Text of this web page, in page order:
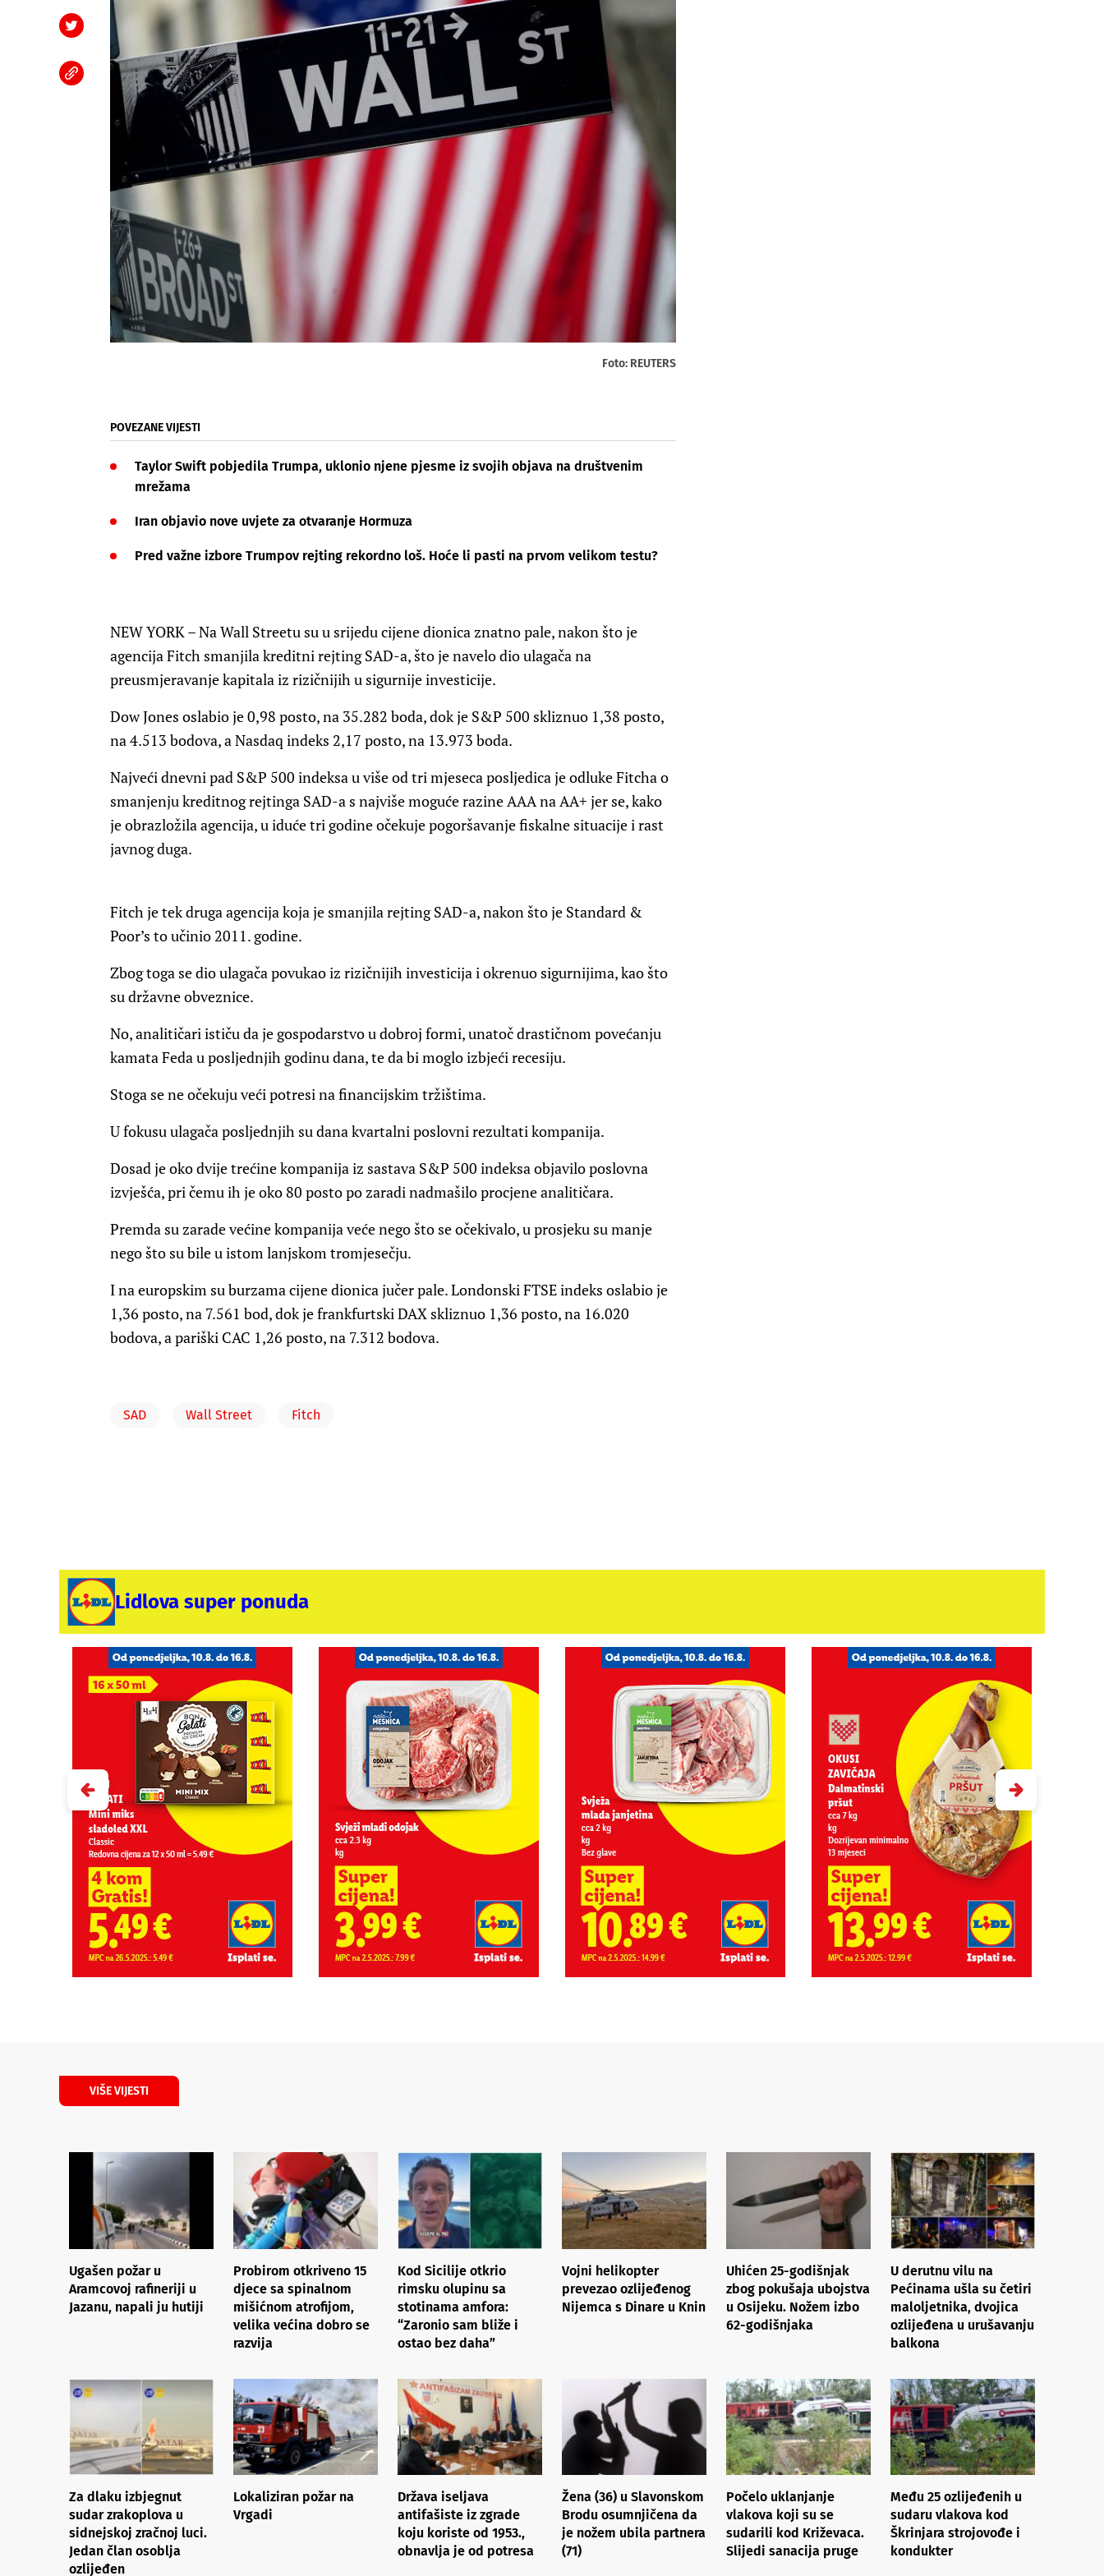
Foto: REUTERS
POVEZANE VIJESTI
Taylor Swift pobjedila Trumpa, uklonio njene pjesme iz svojih objava na društvenim
mrežama
Iran objavio nove uvjete za otvaranje Hormuza
Pred važne izbore Trumpov rejting rekordno loš. Hoće li pasti na prvom velikom testu?
NEW YORK – Na Wall Streetu su u srijedu cijene dionica znatno pale, nakon što je
agencija Fitch smanjila kreditni rejting SAD-a, što je navelo dio ulagača na
preusmjeravanje kapitala iz rizičnijih u sigurnije investicije.
Dow Jones oslabio je 0,98 posto, na 35.282 boda, dok je S&P 500 skliznuo 1,38 posto,
na 4.513 bodova, a Nasdaq indeks 2,17 posto, na 13.973 boda.
Najveći dnevni pad S&P 500 indeksa u više od tri mjeseca posljedica je odluke Fitcha o
smanjenju kreditnog rejtinga SAD-a s najviše moguće razine AAA na AA+ jer se, kako
je obrazložila agencija, u iduće tri godine očekuje pogoršavanje fiskalne situacije i rast
javnog duga.
Fitch je tek druga agencija koja je smanjila rejting SAD-a, nakon što je Standard &
Poor’s to učinio 2011. godine.
Zbog toga se dio ulagača povukao iz rizičnijih investicija i okrenuo sigurnijima, kao što
su državne obveznice.
No, analitičari ističu da je gospodarstvo u dobroj formi, unatoč drastičnom povećanju
kamata Feda u posljednjih godinu dana, te da bi moglo izbjeći recesiju.
Stoga se ne očekuju veći potresi na financijskim tržištima.
U fokusu ulagača posljednjih su dana kvartalni poslovni rezultati kompanija.
Dosad je oko dvije trećine kompanija iz sastava S&P 500 indeksa objavilo poslovna
izvješća, pri čemu ih je oko 80 posto po zaradi nadmašilo procjene analitičara.
Premda su zarade većine kompanija veće nego što se očekivalo, u prosjeku su manje
nego što su bile u istom lanjskom tromjesečju.
I na europskim su burzama cijene dionica jučer pale. Londonski FTSE indeks oslabio je
1,36 posto, na 7.561 bod, dok je frankfurtski DAX skliznuo 1,36 posto, na 16.020
bodova, a pariški CAC 1,26 posto, na 7.312 bodova.
SAD Wall Street Fitch
Lidlova super ponuda
VIŠE VIJESTI
Ugašen požar u
Aramcovoj rafineriji u
Jazanu, napali ju hutiji
Probirom otkriveno 15
djece sa spinalnom
mišićnom atrofijom,
velika većina dobro se
razvija
Kod Sicilije otkrio
rimsku olupinu sa
stotinama amfora:
“Zaronio sam bliže i
ostao bez daha”
Vojni helikopter
prevezao ozlijeđenog
Nijemca s Dinare u Knin
Uhićen 25-godišnjak
zbog pokušaja ubojstva
u Osijeku. Nožem izbo
62-godišnjaka
U derutnu vilu na
Pećinama ušla su četiri
maloljetnika, dvojica
ozlijeđena u urušavanju
balkona
Za dlaku izbjegnut
sudar zrakoplova u
sidnejskoj zračnoj luci.
Jedan član osoblja
ozlijeđen
Lokaliziran požar na
Vrgadi
Država iseljava
antifašiste iz zgrade
koju koriste od 1953.,
obnavlja je od potresa
Žena (36) u Slavonskom
Brodu osumnjičena da
je nožem ubila partnera
(71)
Počelo uklanjanje
vlakova koji su se
sudarili kod Križevaca.
Slijedi sanacija pruge
Među 25 ozlijeđenih u
sudaru vlakova kod
Škrinjara strojovođe i
kondukter